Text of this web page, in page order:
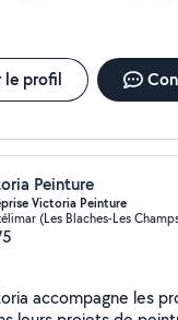
le profil
Peinture
Victoria Peinture
(Les Blaches-Les
accompagne les